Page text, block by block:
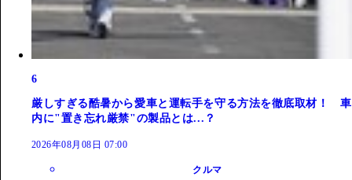
6
厳しすぎる酷暑から愛車と運転手を守る方法を徹底取材！ 車
内に"置き忘れ厳禁"の製品とは...？
2026年08月08日 07:00
クルマ